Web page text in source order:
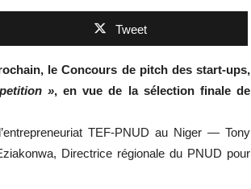
Tweet
le Concours de pitch des start-ups,
», en vue de la sélection finale de
TEF-PNUD au Niger — Tony
Directrice régionale du PNUD pour